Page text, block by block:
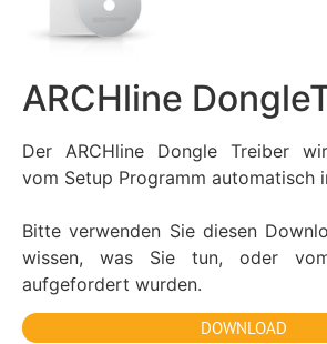
ARCHline
Der ARCHline Dongle Treiber
vom Setup Programm automatisch
Bitte verwenden Sie diesen
wissen, was Sie tun, oder
aufgefordert wurden.
DOWNLOAD